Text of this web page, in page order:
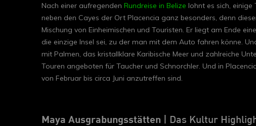
Nach einer aufregenden Rundreise in Belize lohnt es sich,
neben den Cayes der Ort Placencia ganz besonders, denn
Mischung von Einheimischen und Touristen. Er liegt am Ende
die einzige Insel sei, zu der man mit dem Auto fahren könne.
mit Palmen, das kristallklare Karibische Meer und zahlreiche
Touren angeboten für Taucher und Schnorchler. Und in
von Februar bis circa Juni anzutreffen sind.
Maya Ausgrabungsstätten | Das Kultur